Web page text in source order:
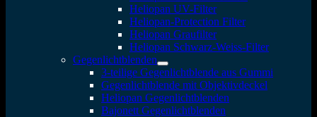
Heliopan UV-Filter
Heliopan-Protection Filter
Heliopan Graufilter
Heliopan Schwarz-Weiss-Filter
Gegenlichtblenden
3-teilige Gegenlichtblende aus Gummi
Gegenlichtblende mit Objektivdeckel
Heliopan Gegenlichtblenden
Bajonett Gegenlichtblenden